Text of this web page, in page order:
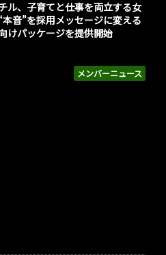
メンバーニュース
ル、子育てと仕事を両立する女
本音”を採用メッセージに変える
けパッケージを提供開始